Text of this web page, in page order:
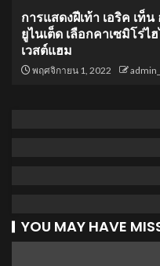
การแสดงฝีเท้า เอริค เท็
ยูไนเต็ด เลือกคาเซมิโร่
เวสต์แฮม
พฤศจิกายน 1, 2022
YOU MAY HAVE